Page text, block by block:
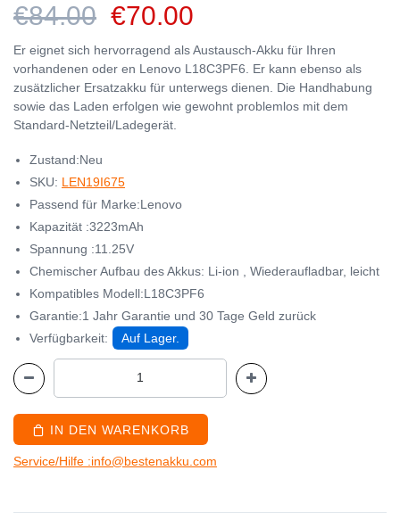
€84.00 €70.00
Er eignet sich hervorragend als Austausch-Akku für Ihren
vorhandenen oder en Lenovo L18C3PF6. Er kann ebenso als
zusätzlicher Ersatzakku für unterwegs dienen. Die Handhabung
sowie das Laden erfolgen wie gewohnt problemlos mit dem
Standard-Netzteil/Ladegerät.
Zustand:Neu
SKU: LEN19I675
Passend für Marke:Lenovo
Kapazität :3223mAh
Spannung :11.25V
Chemischer Aufbau des Akkus: Li-ion , Wiederaufladbar, leicht
Kompatibles Modell:L18C3PF6
Garantie:1 Jahr Garantie und 30 Tage Geld zurück
Verfügbarkeit:
Auf Lager.
IN DEN WARENKORB
Service/Hilfe :info@bestenakku.com